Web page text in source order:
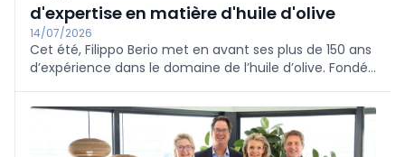
d'expertise en matière d'huile d'olive
14/07/2026
Cet été, Filippo Berio met en avant ses plus de 150 ans
d’expérience dans le domaine de l’huile d’olive. Fondée
autour d’huiles d’olive soigneusement sélectionnées
et du savoir-faire italien.